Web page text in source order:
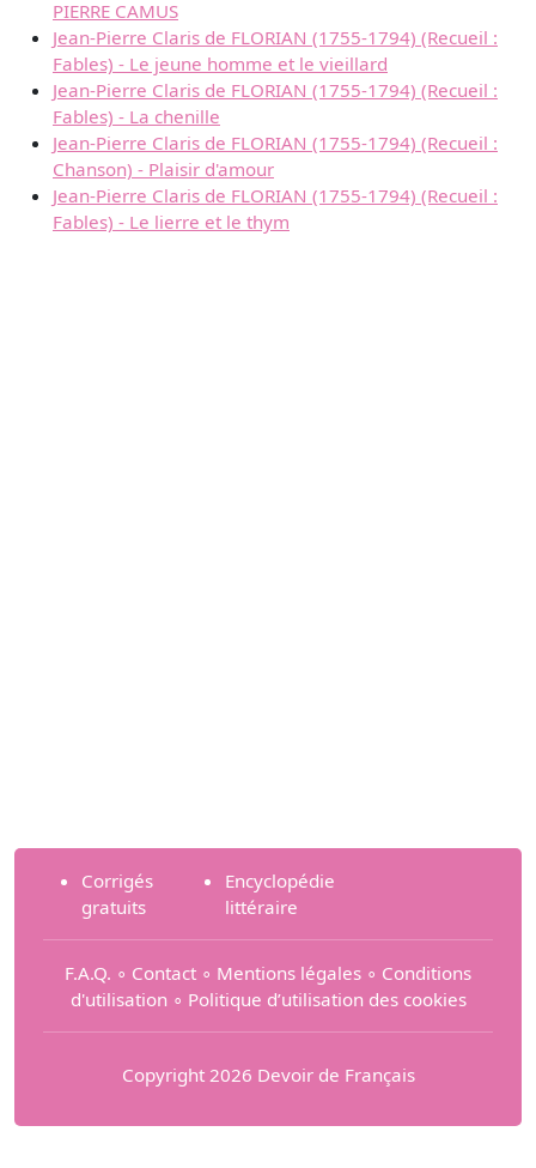
PIERRE CAMUS
Jean-Pierre Claris de FLORIAN (1755-1794) (Recueil :
Fables) - Le jeune homme et le vieillard
Jean-Pierre Claris de FLORIAN (1755-1794) (Recueil :
Fables) - La chenille
Jean-Pierre Claris de FLORIAN (1755-1794) (Recueil :
Chanson) - Plaisir d'amour
Jean-Pierre Claris de FLORIAN (1755-1794) (Recueil :
Fables) - Le lierre et le thym
Corrigés
gratuits
Encyclopédie
littéraire
F.A.Q. ∘ Contact ∘ Mentions légales ∘ Conditions
d'utilisation ∘ Politique d’utilisation des cookies
Copyright 2026 Devoir de Français